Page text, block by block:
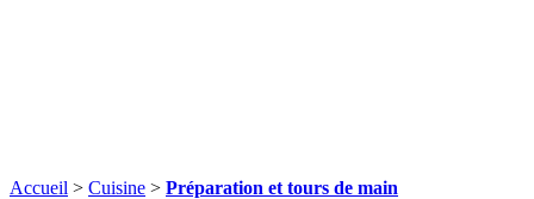
Accueil > Cuisine > Préparation et tours de main